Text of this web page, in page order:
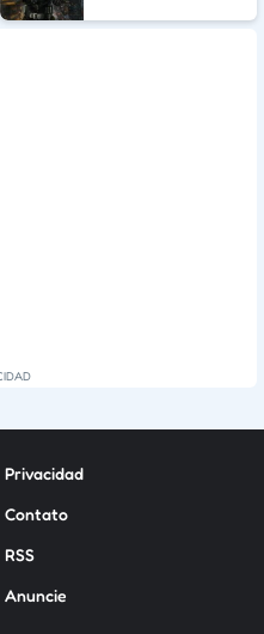
Privacidad
Contato
RSS
Anuncie